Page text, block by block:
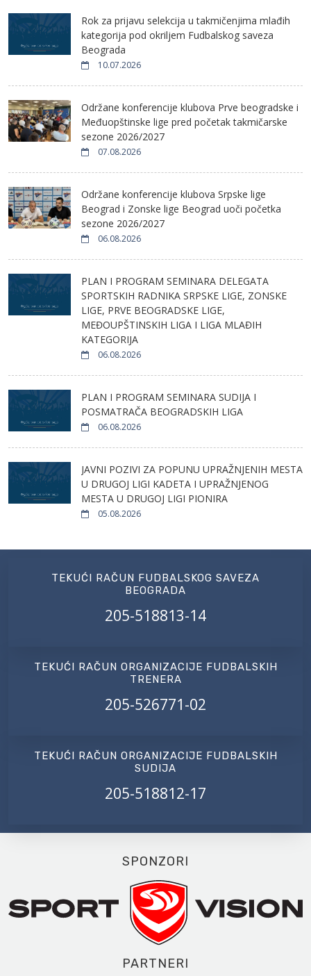
Rok za prijavu selekcija u takmičenjima mlađih
kategorija pod okriljem Fudbalskog saveza
Beograda
10.07.2026
Održane konferencije klubova Prve beogradske i
Međuopštinske lige pred početak takmičarske
sezone 2026/2027
07.08.2026
Održane konferencije klubova Srpske lige
Beograd i Zonske lige Beograd uoči početka
sezone 2026/2027
06.08.2026
PLAN I PROGRAM SEMINARA DELEGATA
SPORTSKIH RADNIKA SRPSKE LIGE, ZONSKE
LIGE, PRVE BEOGRADSKE LIGE,
MEĐOUPŠTINSKIH LIGA I LIGA MLAĐIH
KATEGORIJA
06.08.2026
PLAN I PROGRAM SEMINARA SUDIJA I
POSMATRAČA BEOGRADSKIH LIGA
06.08.2026
JAVNI POZIVI ZA POPUNU UPRAŽNJENIH MESTA
U DRUGOJ LIGI KADETA I UPRAŽNJENOG
MESTA U DRUGOJ LIGI PIONIRA
05.08.2026
TEKUĆI RAČUN FUDBALSKOG SAVEZA
BEOGRADA
205-518813-14
TEKUĆI RAČUN ORGANIZACIJE FUDBALSKIH
TRENERA
205-526771-02
TEKUĆI RAČUN ORGANIZACIJE FUDBALSKIH
SUDIJA
205-518812-17
SPONZORI
PARTNERI